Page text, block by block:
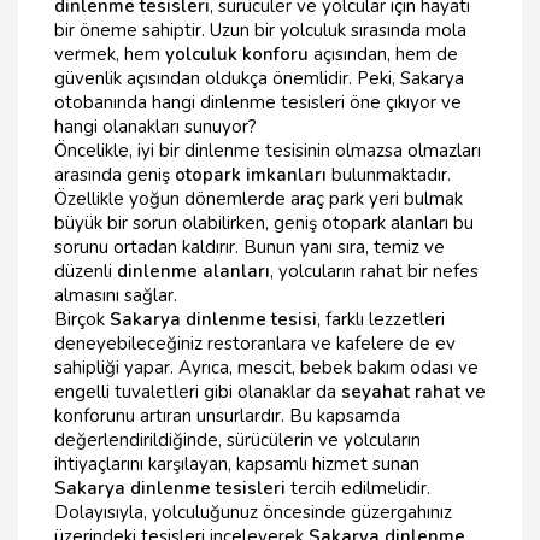
dinlenme tesisleri, sürücüler ve yolcular için hayati
bir öneme sahiptir. Uzun bir yolculuk sırasında mola
vermek, hem yolculuk konforu açısından, hem de
güvenlik açısından oldukça önemlidir. Peki, Sakarya
otobanında hangi dinlenme tesisleri öne çıkıyor ve
hangi olanakları sunuyor?
Öncelikle, iyi bir dinlenme tesisinin olmazsa olmazları
arasında geniş otopark imkanları bulunmaktadır.
Özellikle yoğun dönemlerde araç park yeri bulmak
büyük bir sorun olabilirken, geniş otopark alanları bu
sorunu ortadan kaldırır. Bunun yanı sıra, temiz ve
düzenli dinlenme alanları, yolcuların rahat bir nefes
almasını sağlar.
Birçok Sakarya dinlenme tesisi, farklı lezzetleri
deneyebileceğiniz restoranlara ve kafelere de ev
sahipliği yapar. Ayrıca, mescit, bebek bakım odası ve
engelli tuvaletleri gibi olanaklar da seyahat rahat ve
konforunu artıran unsurlardır. Bu kapsamda
değerlendirildiğinde, sürücülerin ve yolcuların
ihtiyaçlarını karşılayan, kapsamlı hizmet sunan
Sakarya dinlenme tesisleri tercih edilmelidir.
Dolayısıyla, yolculuğunuz öncesinde güzergahınız